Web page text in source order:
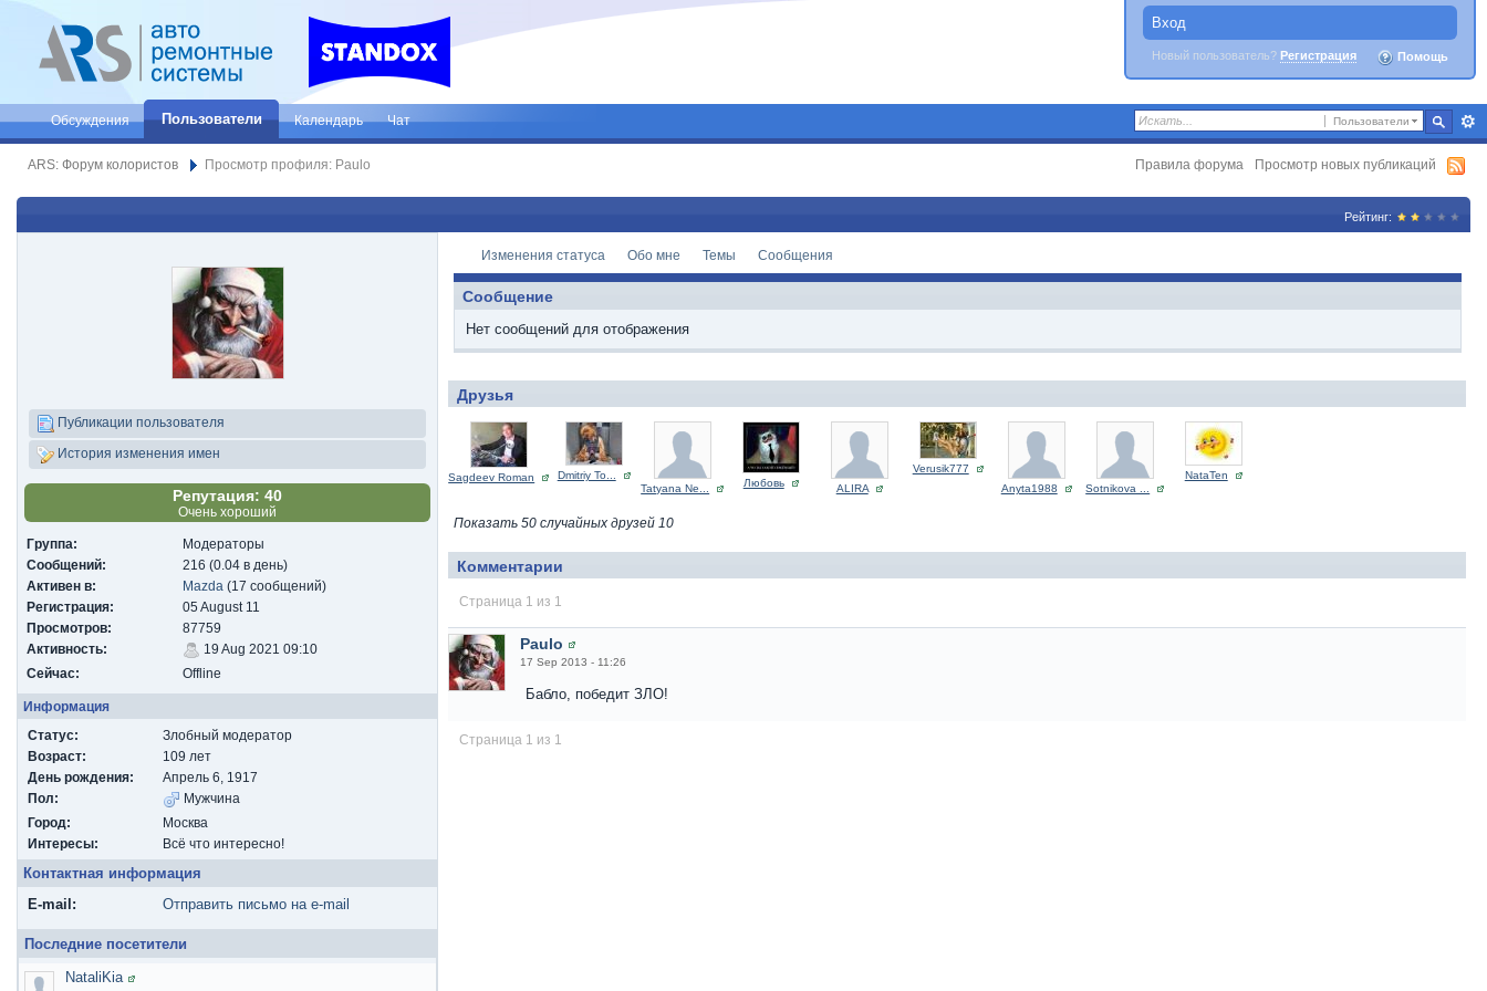
Вход
Новый пользователь? Регистрация Помощь
Пользователи
Обсуждения Пользователи Календарь Чат
ARS: Форум колористов Просмотр профиля: Paulo Правила форума Просмотр новых публикаций
Рейтинг:
Публикации пользователя
История изменения имен
Репутация: 40
Очень хороший
Группа:
Модераторы
Сообщений:
216 (0.04 в день)
Активен в:
Mazda (17 сообщений)
Регистрация:
05 August 11
Просмотров:
87759
Активность:
19 Aug 2021 09:10
Сейчас:
Offline
Информация
Статус:
Злобный модератор
Возраст:
109 лет
День рождения:
Апрель 6, 1917
Пол:
Мужчина
Город:
Москва
Интересы:
Всё что интересно!
Контактная информация
E-mail:
Отправить письмо на e-mail
Последние посетители
NataliKia
Изменения статуса Обо мне Темы Сообщения
Сообщение
Нет сообщений для отображения
Друзья
Sagdeev Roman
Dmitriy To...
Tatyana Ne...
Любовь ALIRA
Verusik777
Anyta1988
Sotnikova ...
NataTen
Показать 50 случайных друзей 10
Комментарии
Страница 1 из 1
Paulo
17 Sep 2013 - 11:26
Бабло, победит ЗЛО!
Страница 1 из 1